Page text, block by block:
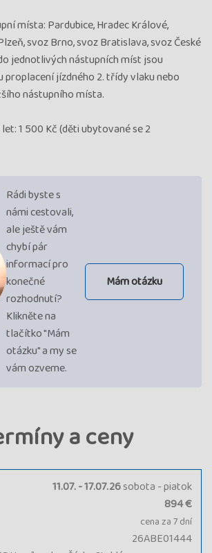
místa: Pardubice, Hradec Králové,
svoz Brno, svoz Bratislava, svoz České
jednotlivých nástupních míst jsou
jízdného 2. třídy vlaku nebo
nástupního místa.
let: 1 500 Kč (děti ubytované se 2
Rádi byste s
námi cestovali,
ale ještě vám
chybí pár
informací pro
konečné
rozhodnutí?
Klikněte na
tlačítko "Mám
otázku" a my se
vám ozveme.
Mám otázku
a ceny
11.07. - 17.07.26sobota - piatok
26ABE01444
894 €
cena za 7 dní